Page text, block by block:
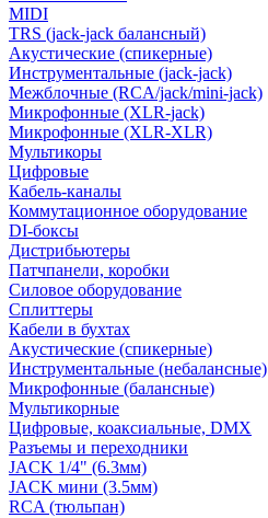
MIDI
TRS (jack-jack балансный)
Акустические (спикерные)
Инструментальные (jack-jack)
Межблочные (RCA/jack/mini-jack)
Микрофонные (XLR-jack)
Микрофонные (XLR-XLR)
Мультикоры
Цифровые
Кабель-каналы
Коммутационное оборудование
DI-боксы
Дистрибьютеры
Патчпанели, коробки
Силовое оборудование
Сплиттеры
Кабели в бухтах
Акустические (спикерные)
Инструментальные (небалансные)
Микрофонные (балансные)
Мультикорные
Цифровые, коаксиальные, DMX
Разъемы и переходники
JACK 1/4" (6.3мм)
JACK мини (3.5мм)
RCA (тюльпан)